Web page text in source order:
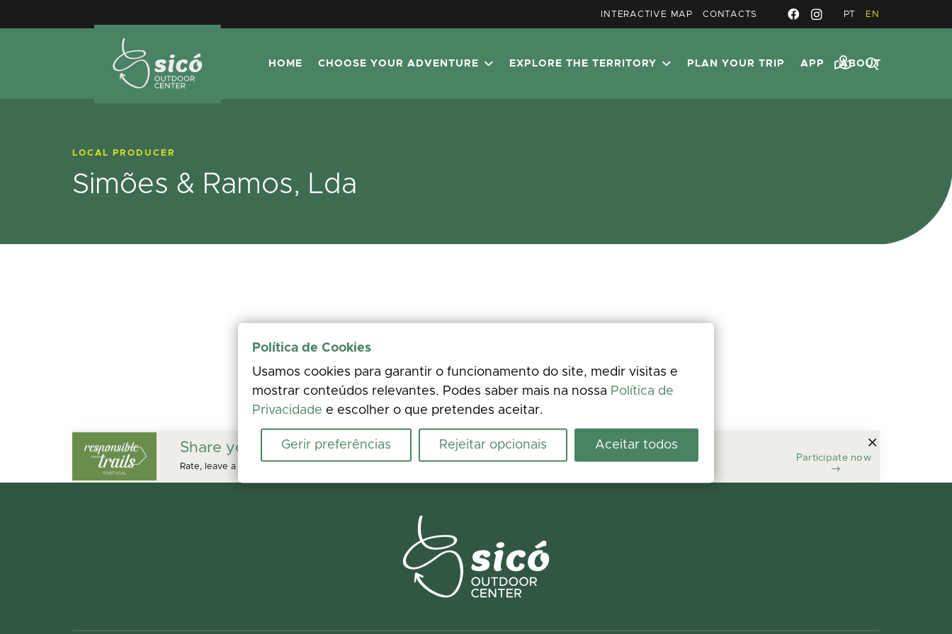
INTERACTIVE MAP CONTACTS PT EN
HOME CHOOSE YOUR ADVENTURE EXPLORE THE TERRITORY PLAN YOUR TRIP APP ABOUT
LOCAL PRODUCER
Simões & Ramos, Lda
Share your experience
Rate, leave a comment, and add photos. Your feedback improves the information for everyone.
Participate now
Política de Cookies
Usamos cookies para garantir o funcionamento do site, medir visitas e
mostrar conteúdos relevantes. Podes saber mais na nossa Política de
Privacidade e escolher o que pretendes aceitar.
Gerir preferências Rejeitar opcionais Aceitar todos